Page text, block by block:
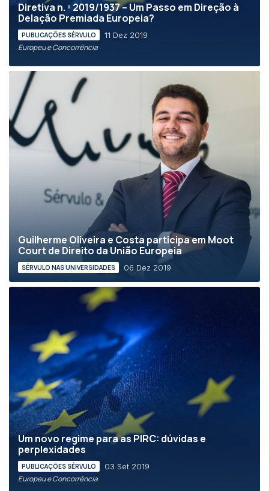
Diretiva n. º 2019/1937 – Um Passo em Direção à
Delação Premiada Europeia?
PUBLICAÇÕES SÉRVULO 11 Dez 2019
Europeu e Concorrência
Guilherme Oliveira e Costa participa em Moot
Court de Direito da União Europeia
SÉRVULO NAS UNIVERSIDADES 06 Dez 2019
Um novo regime para as PIRC: dúvidas e
perplexidades
PUBLICAÇÕES SÉRVULO 03 Set 2019
Europeu e Concorrência